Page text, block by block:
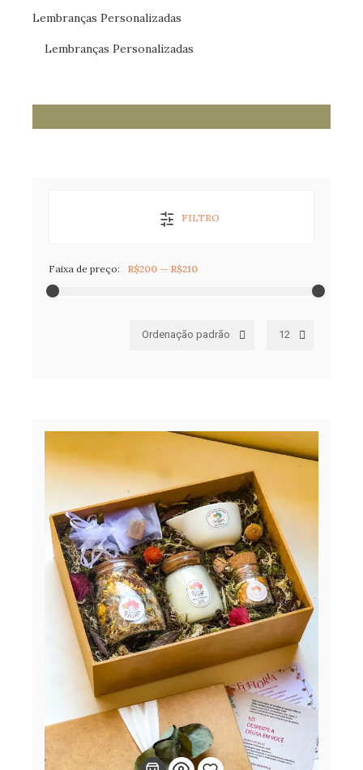
Lembranças Personalizadas
Lembranças Personalizadas
FILTRO
Faixa de preço: R$200 — R$210
12
Ordenação padrão